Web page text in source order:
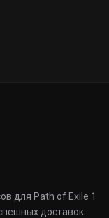
для Path of Exile 1
доставок.